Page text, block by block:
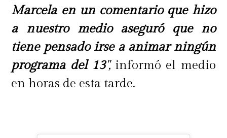
Marcela en un comentario que hizo
a nuestro medio aseguró que no
tiene pensado irse a animar ningún
programa del 13",informó el medio
en horas de esta tarde.